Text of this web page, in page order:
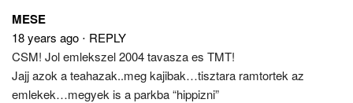
MESE
18 years ago ⋅ REPLY
CSM! Jol emlekszel 2004 tavasza es TMT!
Jajj azok a teahazak..meg kajibak…tisztara ramtortek az
emlekek…megyek is a parkba “hippizni”